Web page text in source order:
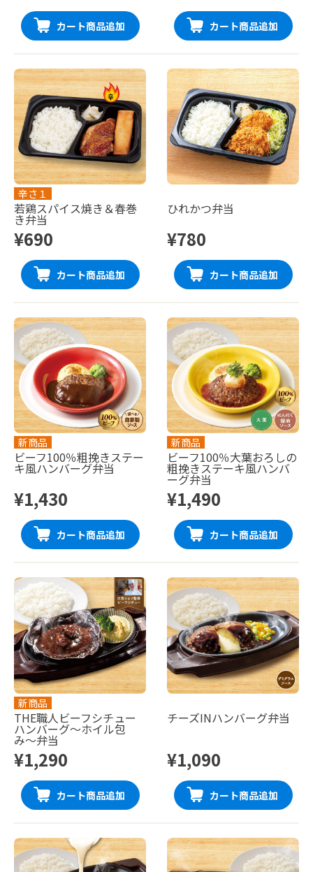
カート商品追加 カート商品追加
辛さ１
若鶏スパイス焼き＆春巻
き弁当
¥690
カート商品追加
ひれかつ弁当
¥780
カート商品追加
新商品
ビーフ100％粗挽きステー
キ風ハンバーグ弁当
¥1,430
カート商品追加
新商品
ビーフ100％大葉おろしの
粗挽きステーキ風ハンバ
ーグ弁当
¥1,490
カート商品追加
新商品
THE職人ビーフシチュー
ハンバーグ〜ホイル包
み〜弁当
¥1,290
カート商品追加
チーズINハンバーグ弁当
¥1,090
カート商品追加